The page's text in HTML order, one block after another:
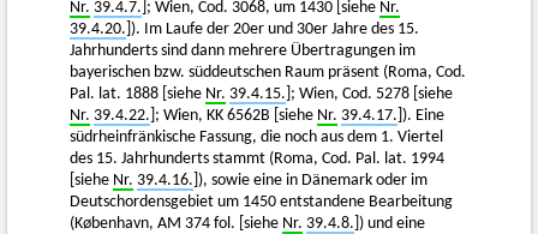
Nr. 39.4.7. ]; Wien, Cod. 3068, um 1430 [siehe Nr.
39.4.20. ]). Im Laufe der 20er und 30er Jahre des 15.
Jahrhunderts sind dann mehrere Übertragungen im
bayerischen bzw. süddeutschen Raum präsent (Roma, Cod.
Pal. lat. 1888 [siehe Nr. 39.4.15. ]; Wien, Cod. 5278 [siehe
Nr. 39.4.22. ]; Wien, KK 6562B [siehe Nr. 39.4.17. ]). Eine
südrheinfränkische Fassung, die noch aus dem 1. Viertel
des 15. Jahrhunderts stammt (Roma, Cod. Pal. lat. 1994
[siehe Nr. 39.4.16. ]), sowie eine in Dänemark oder im
Deutschordensgebiet um 1450 entstandene Bearbeitung
(København, AM 374 fol. [siehe Nr. 39.4.8. ]) und eine